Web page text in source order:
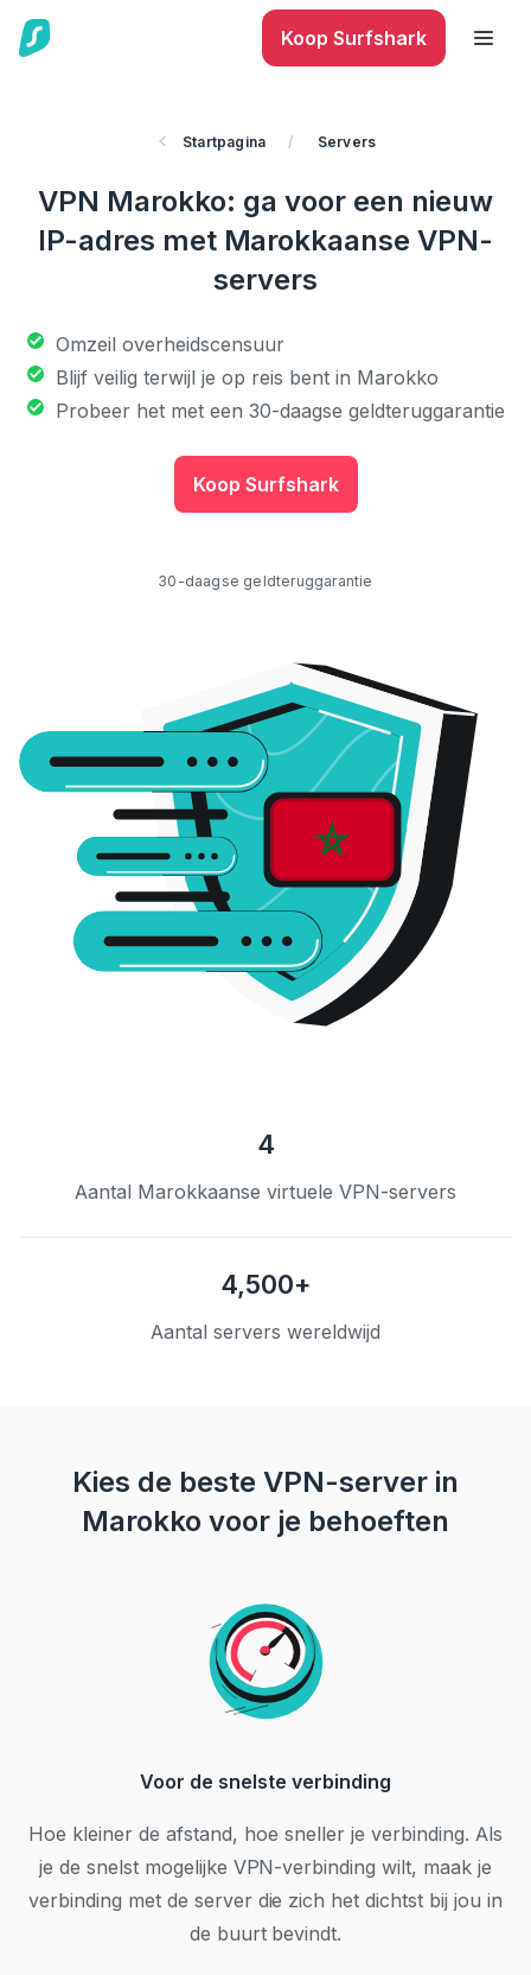
Koop Surfshark
Startpagina / Servers
VPN Marokko: ga voor een nieuw
IP-adres met Marokkaanse VPN-
servers
Omzeil overheidscensuur
Blijf veilig terwijl je op reis bent in Marokko
Probeer het met een 30-daagse geldteruggarantie
Koop Surfshark
30-daagse geldteruggarantie
4
Aantal Marokkaanse virtuele VPN-servers
4,500+
Aantal servers wereldwijd
Kies de beste VPN-server in
Marokko voor je behoeften
Voor de snelste verbinding
Hoe kleiner de afstand, hoe sneller je verbinding. Als
je de snelst mogelijke VPN-verbinding wilt, maak je
verbinding met de server die zich het dichtst bij jou in
de buurt bevindt.